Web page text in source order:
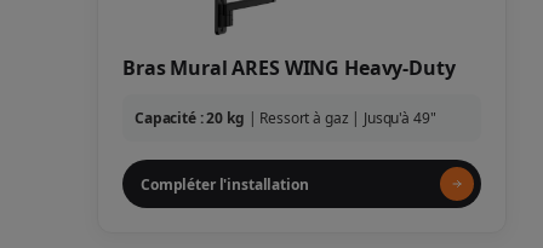
Bras Mural ARES WING Heavy-Duty
Capacité : 20 kg | Ressort à gaz | Jusqu'à 49"
Compléter l'installation